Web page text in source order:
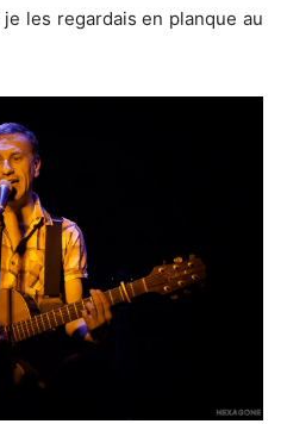
les regardais en planque au